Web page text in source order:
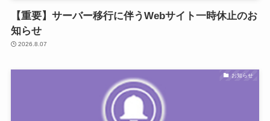
【重要】サーバー移行に伴うWebサイト一時休止のお
知らせ
2026.8.07
お知らせ